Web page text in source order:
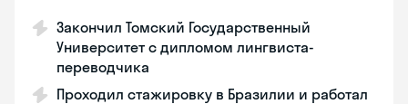
Закончил Томский Государственный
Университет с дипломом лингвиста-
переводчика
Проходил стажировку в Бразилии и работал